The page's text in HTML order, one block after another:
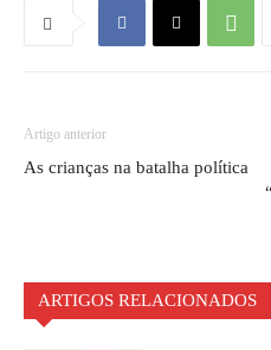
Artigo anterior
As crianças na batalha política
ARTIGOS RELACIONADOS